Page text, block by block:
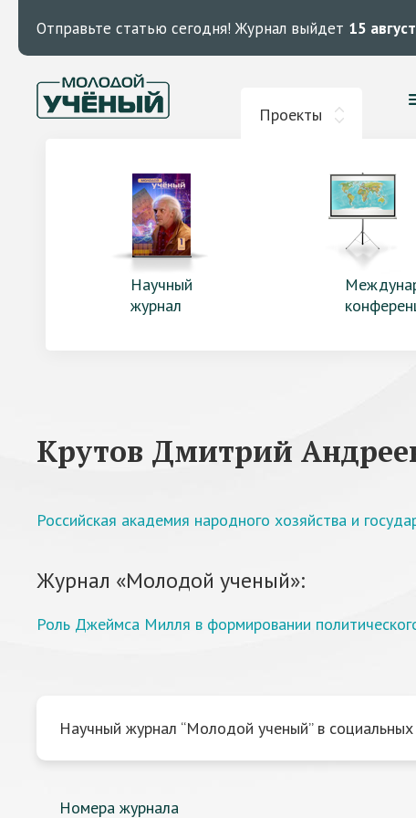
Отправьте статью сегодня! Журнал выйдет 15
Проекты
Научный
журнал
Крутов Дмитрий
Российская академия народного хозяйства и
Журнал «Молодой ученый»:
Роль Джеймса Милля в формировании
Научный журнал “Молодой ученый” в социальных
Номера журнала